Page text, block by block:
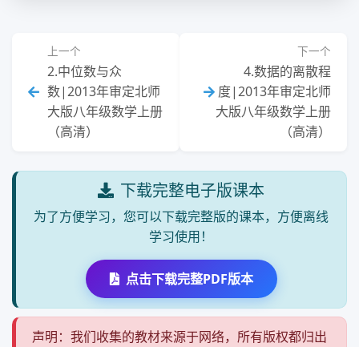
上一个
2.中位数与众
数|2013年审定北师
大版八年级数学上册
（高清）
下一个
4.数据的离散程
度|2013年审定北师
大版八年级数学上册
（高清）
下载完整电子版课本
为了方便学习，您可以下载完整版的课本，方便离线
学习使用！
点击下载完整PDF版本
声明：我们收集的教材来源于网络，所有版权都归出